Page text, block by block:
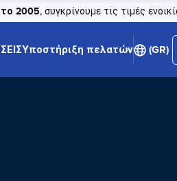
2005, συγκρίνουμε τις τιμές
Υποστήριξη πελατών (GR)